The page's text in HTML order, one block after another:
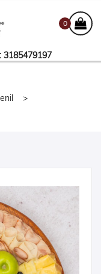
0
3185479197